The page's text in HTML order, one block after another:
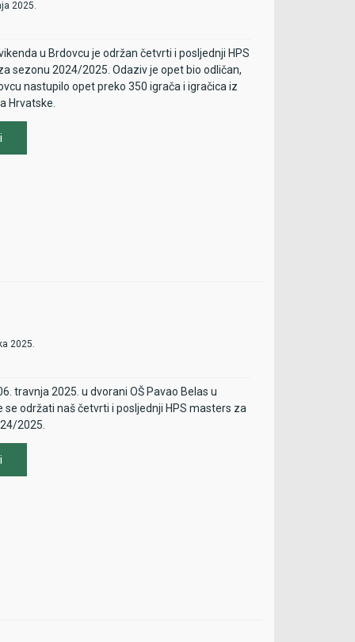
2025.
u Brdovcu je održan četvrti i posljednji HPS
sezonu 2024/2025. Odaziv je opet bio odličan,
nastupilo opet preko 350 igrača i igračica iz
Hrvatske.
2025.
travnja 2025. u dvorani OŠ Pavao Belas u
se održati naš četvrti i posljednji HPS masters za
2025.